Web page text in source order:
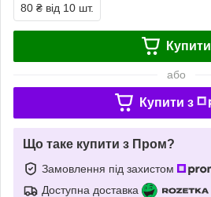
80 ₴ від 10 шт.
Купити
або
Купити з
Що таке купити з Пром?
Замовлення під захистом
Доступна доставка